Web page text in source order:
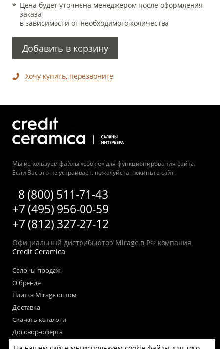
Цена будет уточнена менеджером после оформления
заказа
в зависимости от необходимого количества
Добавить в корзину
Хочу купить, перезвоните
Мы используем файлы «cookie» для функционирования сайта.
Если Вас это не устраивает, пожалуйста, покиньте сайт.
8 (800) 511-71-43
+7 (495) 956-00-59
+7 (812) 327-27-12
Официальный дистрибьютор Mirage в РФ компания
Credit Ceramica
Салоны продаж
О бренде
Плитка Mirage оптом
Доставка
Скачать каталоги
Договор-оферта
Пользовательское соглашение